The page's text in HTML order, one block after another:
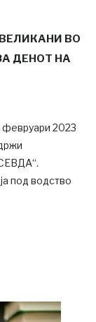
ВО
ДЕНОТ НА
февруари 2023
под водство